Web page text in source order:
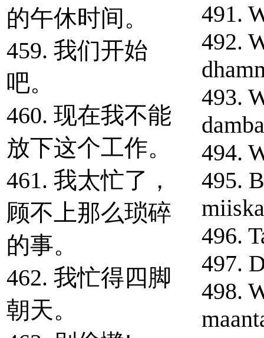
的午休时间。
459. 我们开始
吧。
460. 现在我不能
放下这个工作。
461. 我太忙了，
顾不上那么琐碎
的事。
462. 我忙得四脚
朝天。
491.
492.
493.
494.
495.
496.
497.
498.